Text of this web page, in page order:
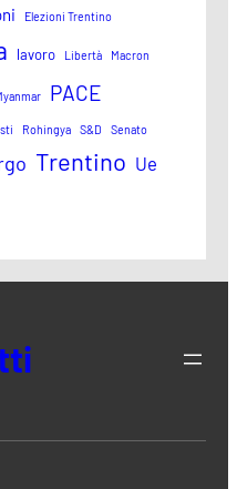
Elezioni Trentino
lavoro Libertà Macron
PACE
Rohingya S&D Senato
Trentino Ue